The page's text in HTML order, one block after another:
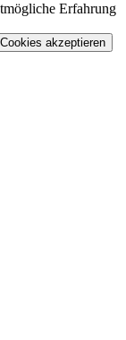
Erfahrung
akzeptieren